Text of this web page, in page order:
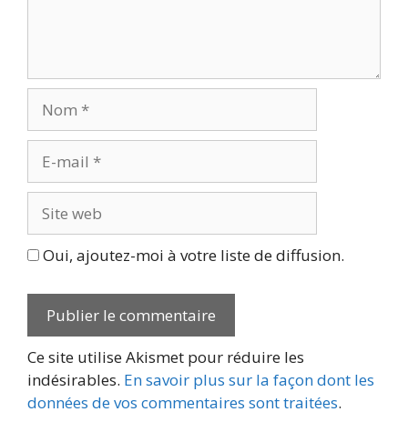
mail
web
Oui, ajoutez-moi à votre liste de diffusion.
Ce site utilise Akismet pour réduire les
indésirables. En savoir plus sur la façon dont les
données de vos commentaires sont traitées.